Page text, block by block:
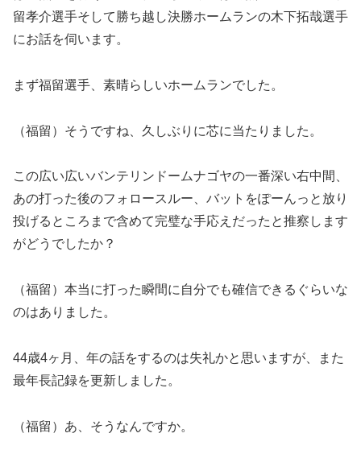
留孝介選手そして勝ち越し決勝ホームランの木下拓哉選手
にお話を伺います。
まず福留選手、素晴らしいホームランでした。
（福留）そうですね、久しぶりに芯に当たりました。
この広い広いバンテリンドームナゴヤの一番深い右中間、
あの打った後のフォロースルー、バットをぽーんっと放り
投げるところまで含めて完璧な手応えだったと推察します
がどうでしたか？
（福留）本当に打った瞬間に自分でも確信できるぐらいな
のはありました。
44歳4ヶ月、年の話をするのは失礼かと思いますが、また
最年長記録を更新しました。
（福留）あ、そうなんですか。